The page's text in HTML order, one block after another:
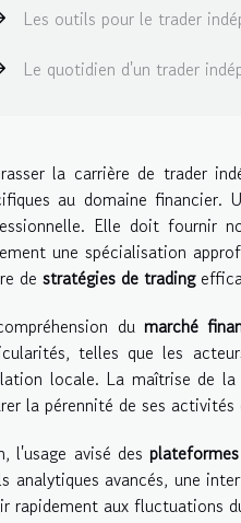
Les outils pour le trader
Le quotidien d'un trader
la carrière de trader
au domaine financier.
Elle doit fournir
une spécialisation
de stratégies de trading
du marché
telles que les
locale. La maîtrise de la
la pérennité de ses activités
l'usage avisé des
analytiques avancés, une
rapidement aux fluctuations